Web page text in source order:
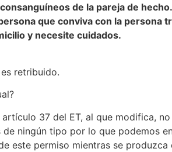
de la pareja de hecho.
que conviva con la persona
y necesite cuidados.
retribuido.
37 del ET, al que modifica,
de ningún tipo por lo que podemos
este permiso mientras se produzca